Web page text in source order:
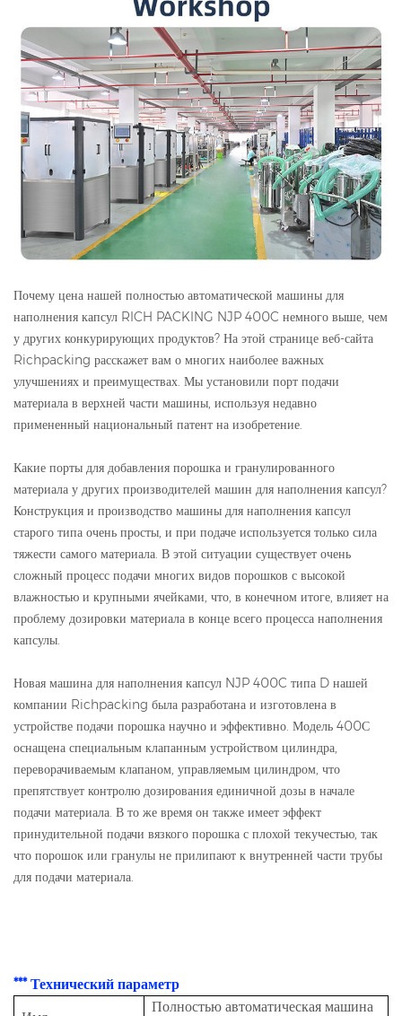
Почему цена нашей полностью автоматической машины для
наполнения капсул RICH PACKING NJP 400C немного выше, чем
у других конкурирующих продуктов? На этой странице веб-сайта
Richpacking расскажет вам о многих наиболее важных
улучшениях и преимуществах. Мы установили порт подачи
материала в верхней части машины, используя недавно
примененный национальный патент на изобретение.
Какие порты для добавления порошка и гранулированного
материала у других производителей машин для наполнения капсул?
Конструкция и производство машины для наполнения капсул
старого типа очень просты, и при подаче используется только сила
тяжести самого материала. В этой ситуации существует очень
сложный процесс подачи многих видов порошков с высокой
влажностью и крупными ячейками, что, в конечном итоге, влияет на
проблему дозировки материала в конце всего процесса наполнения
капсулы.
Новая машина для наполнения капсул NJP 400C типа D нашей
компании Richpacking была разработана и изготовлена ​​в
устройстве подачи порошка научно и эффективно. Модель 400С
оснащена специальным клапанным устройством цилиндра,
переворачиваемым клапаном, управляемым цилиндром, что
препятствует контролю дозирования единичной дозы в начале
подачи материала. В то же время он также имеет эффект
принудительной подачи вязкого порошка с плохой текучестью, так
что порошок или гранулы не прилипают к внутренней части трубы
для подачи материала.
*** Технический параметр
Полностью автоматическая машина